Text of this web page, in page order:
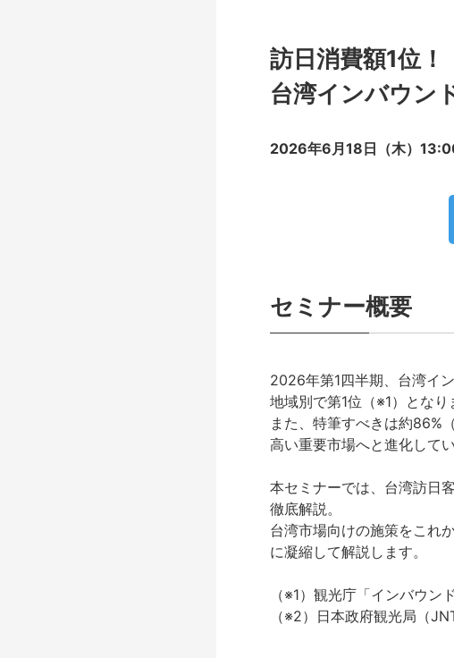
訪日消費額1位！
台湾インバウン
2026年6月18日（木）
セミナー概要
2026年第1四半期、台湾イ
地域別で第1位（※1）となり
また、特筆すべきは約86%
高い重要市場へと進化してい
本セミナーでは、台湾訪日
徹底解説。
台湾市場向けの施策をこれ
に凝縮して解説します。
（※1）観光庁「インバウ
（※2）日本政府観光局（